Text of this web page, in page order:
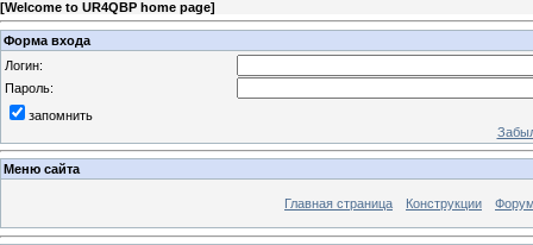
[Welcome to UR4QBP home page]
Форма входа
Логин:
Пароль:
запомнить
Меню сайта
Главная страница Конструкции